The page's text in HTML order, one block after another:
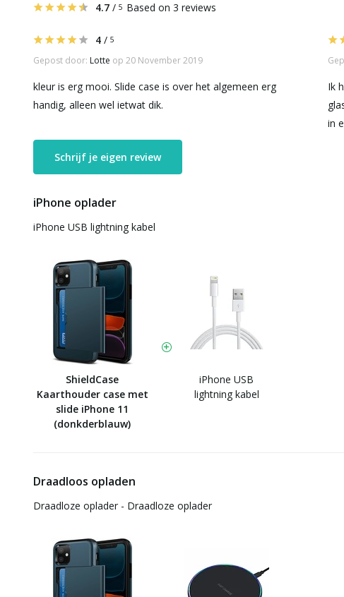
4.7 / 5 Based on 3 reviews
4 / 5
Gepost door: Lotte op 20 November 2019
kleur is erg mooi. Slide case is over het algemeen erg
handig, alleen wel ietwat dik.
Ik
in
Schrijf je eigen review
iPhone oplader
iPhone USB lightning kabel
ShieldCase
Kaarthouder case met
slide iPhone 11
(donkderblauw)
iPhone USB
lightning kabel
Draadloos opladen
Draadloze oplader - Draadloze oplader